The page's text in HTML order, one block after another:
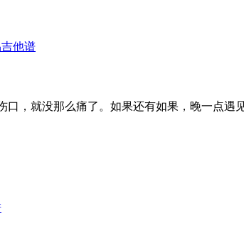
他谱
，就没那么痛了。如果还有如果，晚一点